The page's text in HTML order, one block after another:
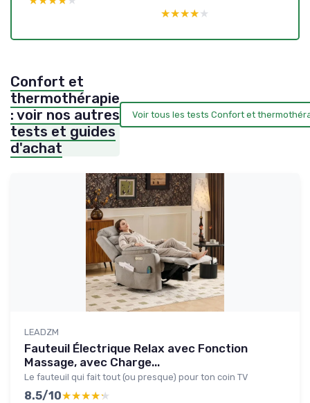
★★★★★
★★★★★
Confort et
thermothérapie
: voir nos autres
tests et guides
d'achat
Voir tous les tests Confort et
LEADZM
Fauteuil Électrique Relax avec Fonction
Massage, avec Charge...
Le fauteuil qui fait tout (ou presque) pour ton coin TV
8.5/10★★★★★
★★★★★